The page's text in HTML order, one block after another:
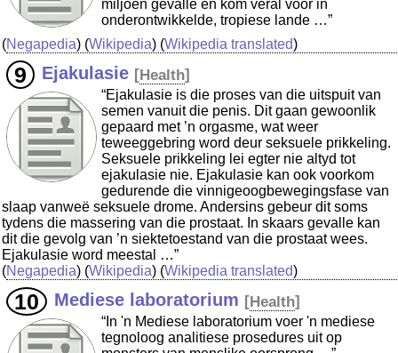
miljoen gevalle en kom veral voor in
onderontwikkelde, tropiese lande …”
(Negapedia) (Wikipedia) (Wikipedia translated)
Ejakulasie [Health]
“Ejakulasie is die proses van die uitspuit van
semen vanuit die penis. Dit gaan gewoonlik
gepaard met ’n orgasme, wat weer
teweeggebring word deur seksuele prikkeling.
Seksuele prikkeling lei egter nie altyd tot
ejakulasie nie. Ejakulasie kan ook voorkom
gedurende die vinnigeoogbewegingsfase van
slaap vanweë seksuele drome. Andersins gebeur dit soms
tydens die massering van die prostaat. In skaars gevalle kan
dit die gevolg van ’n siektetoestand van die prostaat wees.
Ejakulasie word meestal …”
(Negapedia) (Wikipedia) (Wikipedia translated)
Mediese laboratorium [Health]
“In 'n Mediese laboratorium voer 'n mediese
tegnoloog analitiese prosedures uit op